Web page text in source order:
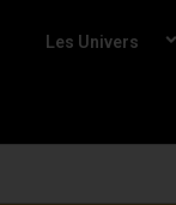
Les Univers